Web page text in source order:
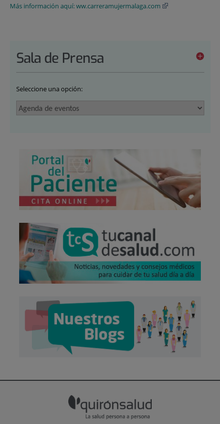
Más información aquí: ww.carreramujermalaga.com
Sala de Prensa
Seleccione una opción: